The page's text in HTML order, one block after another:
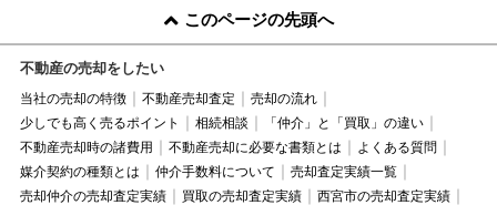
このページの先頭へ
不動産の売却をしたい
当社の売却の特徴 不動産売却査定
売却の流れ
少しでも高く売るポイント
相続相談
「仲介」と「買取」の違い
不動産売却時の諸費用
不動産売却に必要な書類とは
よくある質問
媒介契約の種類とは
仲介手数料について
売却査定実績一覧
売却仲介の売却査定実績
買取の売却査定実績
西宮市の売却査定実績